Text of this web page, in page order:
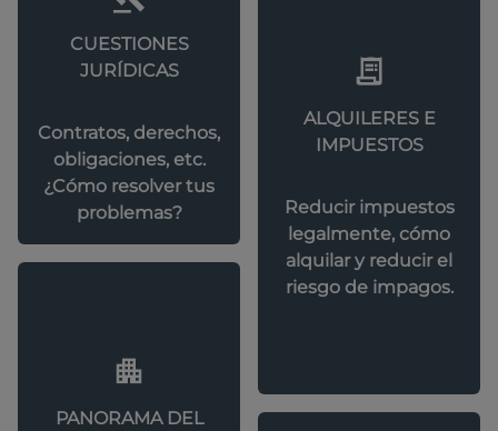
CUESTIONES
JURÍDICAS
Contratos, derechos,
obligaciones, etc.
¿Cómo resolver tus
problemas?
ALQUILERES E
IMPUESTOS
Reducir impuestos
legalmente, cómo
alquilar y reducir el
riesgo de impagos.
PANORAMA DEL